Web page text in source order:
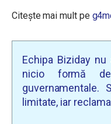
Citește mai mult pe
Echipa Biziday
nicio formă
guvernamentale.
limitate, iar